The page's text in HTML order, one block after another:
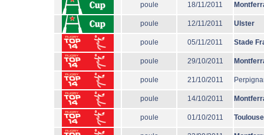
poule 18/11/2011
poule 12/11/2011 Ulster
poule 05/11/2011 Stade
poule 29/10/2011
poule 21/10/2011
poule 14/10/2011
poule 01/10/2011 Toulouse